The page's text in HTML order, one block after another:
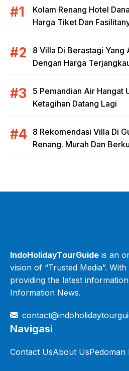
Kolam Renang Hotel
Harga Tiket Dan
8 Villa Di Berastagi Yang
Dengan Harga
5 Pemandian Air Hangat
Ketagihan Datang Lagi
8 Rekomendasi Villa Di
Renang. Murah Dan
IndoHolidayTourGuide is an
vision of “Trusted Media”.
providing the latest
Information News.
Navigasi
Contact UsAbout UsPedoman